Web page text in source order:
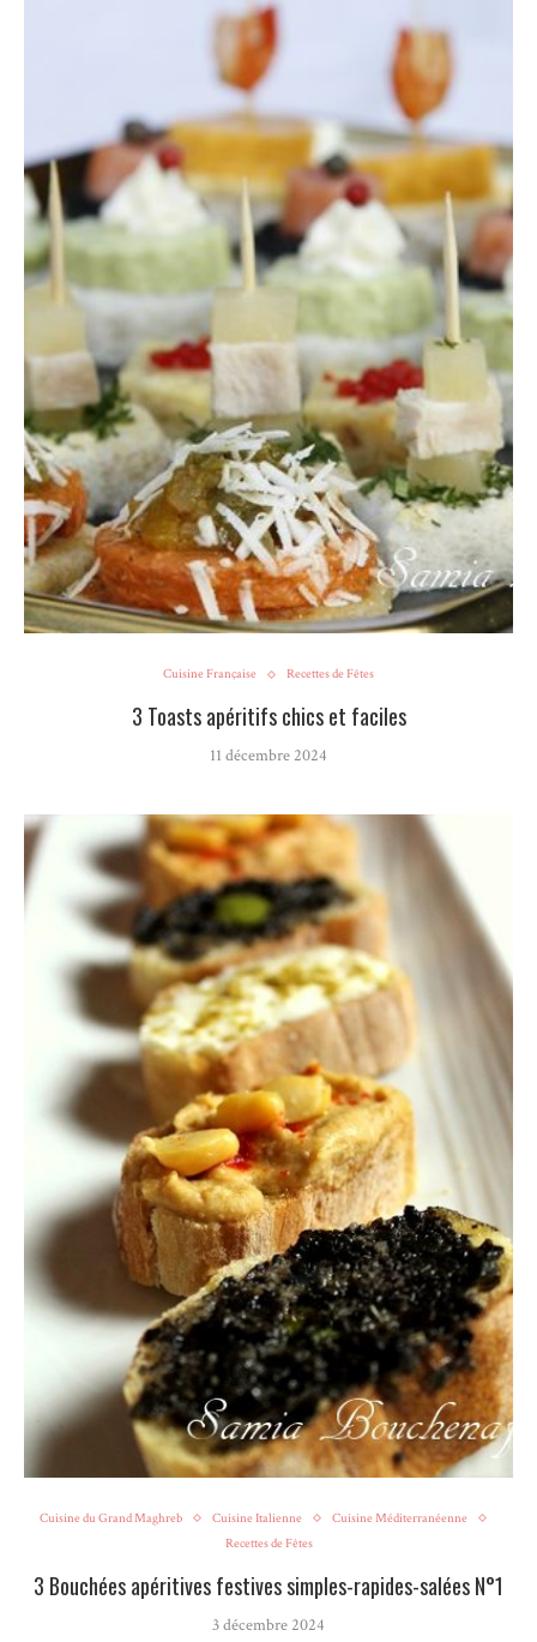
Cuisine Française Recettes de Fêtes
3 Toasts apéritifs chics et faciles
11 décembre 2024
Cuisine du Grand Maghreb Cuisine Italienne
Cuisine Méditerranéenne
Recettes de Fêtes
3 Bouchées apéritives festives simples-rapides-salées N°1
3 décembre 2024